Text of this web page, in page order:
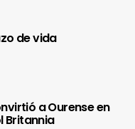
de vida
a Ourense en
Britannia